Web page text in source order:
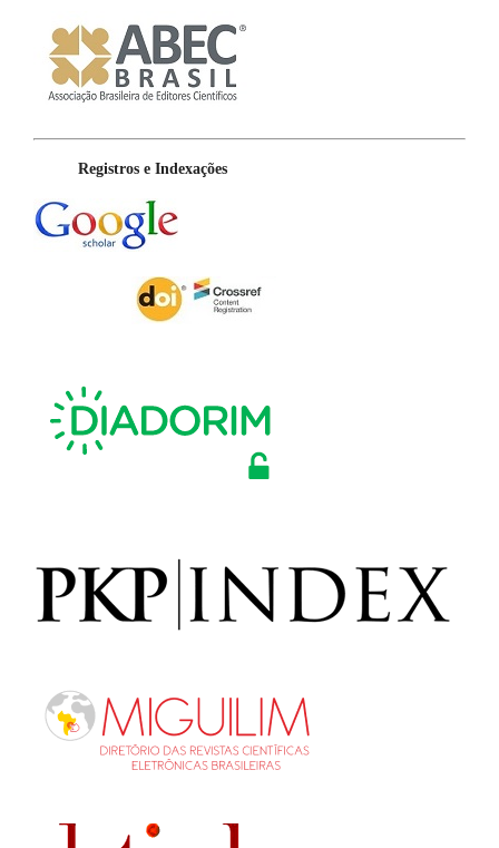
Registros e Indexações